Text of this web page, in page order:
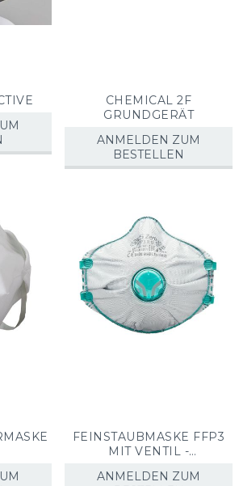
CHEMICAL 2F
GRUNDGERÄT
ANMELDEN ZUM
BESTELLEN
FEINSTAUBMASKE FFP3
MIT VENTIL -
ANMELDEN ZUM